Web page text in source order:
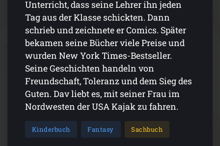
Unterricht, dass seine Lehrer ihn jeden
Tag aus der Klasse schickten. Dann
schrieb und zeichnete er Comics. Später
bekamen seine Bücher viele Preise und
wurden New York Times-Bestseller.
Seine Geschichten handeln von
Freundschaft, Toleranz und dem Sieg des
Guten. Dav liebt es, mit seiner Frau im
Nordwesten der USA Kajak zu fahren.
Kinderbuch Fantasy Sachbuch